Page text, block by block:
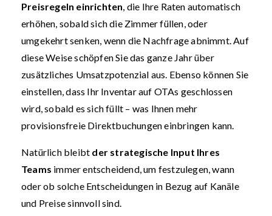
Preisregeln einrichten, die Ihre Raten automatisch
erhöhen, sobald sich die Zimmer füllen, oder
umgekehrt senken, wenn die Nachfrage abnimmt. Auf
diese Weise schöpfen Sie das ganze Jahr über
zusätzliches Umsatzpotenzial aus. Ebenso können Sie
einstellen, dass Ihr Inventar auf OTAs geschlossen
wird, sobald es sich füllt – was Ihnen mehr
provisionsfreie Direktbuchungen einbringen kann.
Natürlich bleibt der strategische Input Ihres
Teams immer entscheidend, um festzulegen, wann
oder ob solche Entscheidungen in Bezug auf Kanäle
und Preise sinnvoll sind.